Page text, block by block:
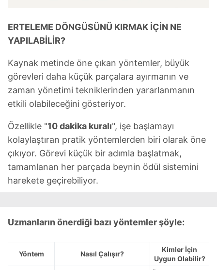
ERTELEME DÖNGÜSÜNÜ KIRMAK İÇİN NE
YAPILABİLİR?
Kaynak metinde öne çıkan yöntemler, büyük
görevleri daha küçük parçalara ayırmanın ve
zaman yönetimi tekniklerinden yararlanmanın
etkili olabileceğini gösteriyor.
Özellikle "10 dakika kuralı", işe başlamayı
kolaylaştıran pratik yöntemlerden biri olarak öne
çıkıyor. Görevi küçük bir adımla başlatmak,
tamamlanan her parçada beynin ödül sistemini
harekete geçirebiliyor.
Uzmanların önerdiği bazı yöntemler şöyle:
Yöntem Nasıl Çalışır?
Kimler İçin
Uygun Olabilir?